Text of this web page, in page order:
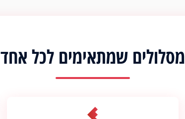
מסלולים שמתאימים לכל אחד